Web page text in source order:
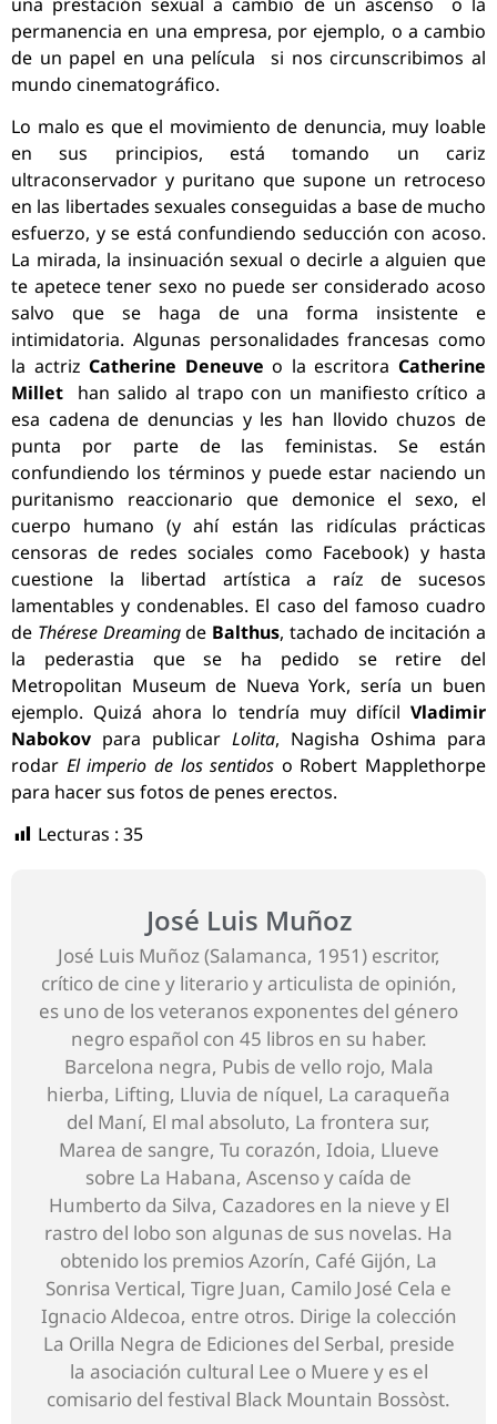
permanencia en una empresa, por ejemplo, o a cambio
de un papel en una película si nos circunscribimos al
mundo cinematográfico.
Lo malo es que el movimiento de denuncia, muy loable
en sus principios, está tomando un cariz
ultraconservador y puritano que supone un retroceso
en las libertades sexuales conseguidas a base de mucho
esfuerzo, y se está confundiendo seducción con acoso.
La mirada, la insinuación sexual o decirle a alguien que
te apetece tener sexo no puede ser considerado acoso
salvo que se haga de una forma insistente e
intimidatoria. Algunas personalidades francesas como
la actrizCatherine Deneuve o la escritoraCatherine
Millet han salido al trapo con un manifiesto crítico a
esa cadena de denuncias y les han llovido chuzos de
punta por parte de las feministas. Se están
confundiendo los términos y puede estar naciendo un
puritanismo reaccionario que demonice el sexo, el
cuerpo humano (y ahí están las ridículas prácticas
censoras de redes sociales como Facebook) y hasta
cuestione la libertad artística a raíz de sucesos
lamentables y condenables. El caso del famoso cuadro
de Thérese Dreamingde Balthus, tachado de incitación a
la pederastia que se ha pedido se retire del
Metropolitan Museum de Nueva York, sería un buen
ejemplo. Quizá ahora lo tendría muy difícil Vladimir
Nabokov para publicar Lolita, Nagisha Oshima para
rodar El imperio de los sentidos o Robert Mapplethorpe
para hacer sus fotos de penes erectos.
Lecturas : 35
José Luis Muñoz
José Luis Muñoz (Salamanca, 1951) escritor,
crítico de cine y literario y articulista de opinión,
es uno de los veteranos exponentes del género
negro español con 45 libros en su haber.
Barcelona negra, Pubis de vello rojo, Mala
hierba, Lifting, Lluvia de níquel, La caraqueña
del Maní, El mal absoluto, La frontera sur,
Marea de sangre, Tu corazón, Idoia, Llueve
sobre La Habana, Ascenso y caída de
Humberto da Silva, Cazadores en la nieve y El
rastro del lobo son algunas de sus novelas. Ha
obtenido los premios Azorín, Café Gijón, La
Sonrisa Vertical, Tigre Juan, Camilo José Cela e
Ignacio Aldecoa, entre otros. Dirige la colección
La Orilla Negra de Ediciones del Serbal, preside
la asociación cultural Lee o Muere y es el
comisario del festival Black Mountain Bossòst.